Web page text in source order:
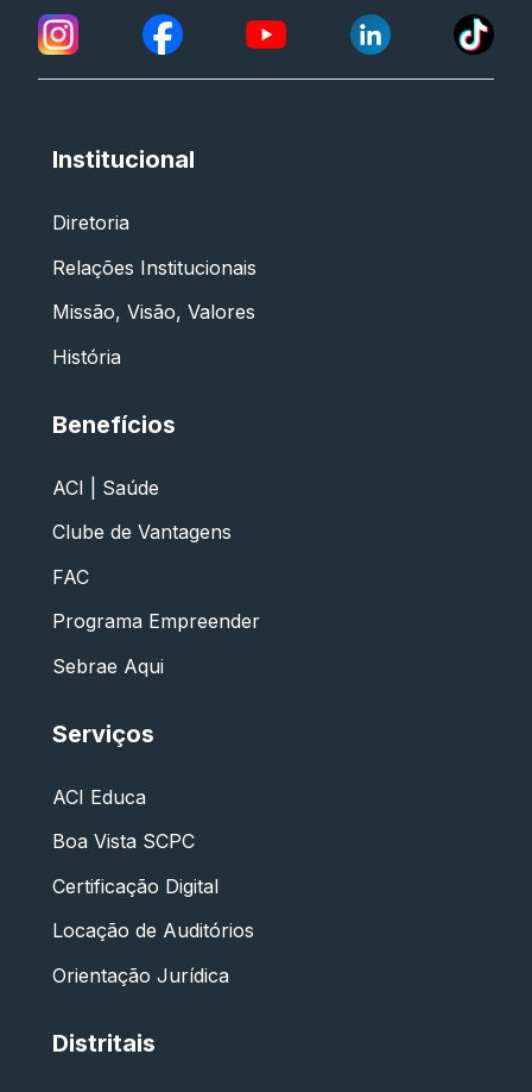
Institucional
Diretoria
Relações Institucionais
Missão, Visão, Valores
História
Benefícios
ACI | Saúde
Clube de Vantagens
FAC
Programa Empreender
Sebrae Aqui
Serviços
ACI Educa
Boa Vista SCPC
Certificação Digital
Locação de Auditórios
Orientação Jurídica
Distritais